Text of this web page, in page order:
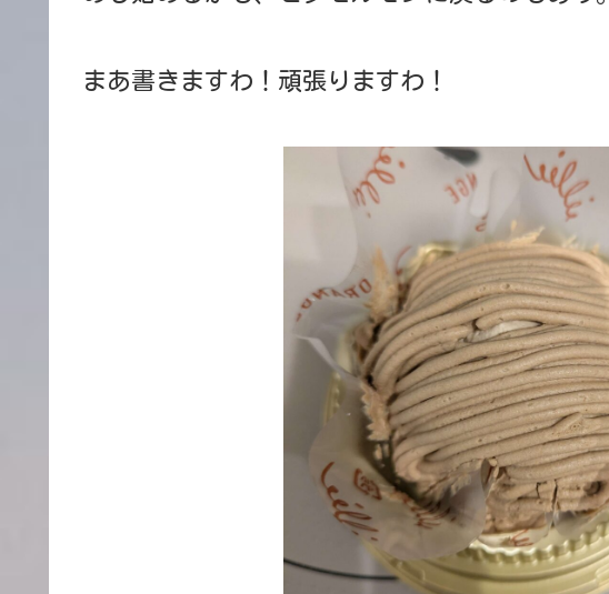
まあ書きますわ！頑張りますわ！